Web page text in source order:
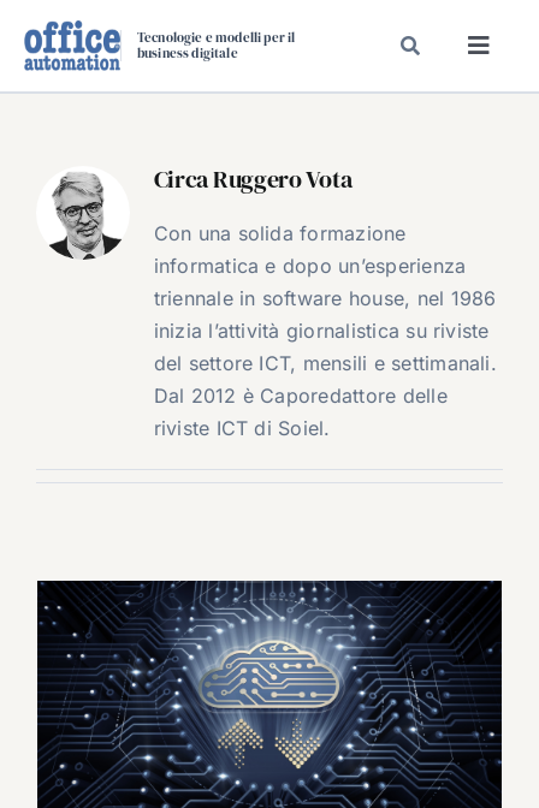
Tecnologie e modelli per il
business digitale
TAVOLE ROTONDE DI REDAZIONE
DAL MERCATO
CircaRuggero Vota
Con una solida formazione
informatica e dopo un’esperienza
triennale in software house, nel 1986
inizia l’attività giornalistica su riviste
del settore ICT, mensili e settimanali.
Dal 2012 è Caporedattore delle
riviste ICT di Soiel.